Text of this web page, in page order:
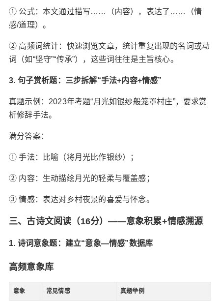
① 公式‌：本文通过描写……（内容），表达了……（情
感/道理）。
② 高频词统计‌：快速浏览文章，统计重复出现的名词或动
词（如“坚守”“传承”），这些词往往是主旨核心。
3. 句子赏析题：三步拆解“手法+内容+情感”‌
真题示例‌：2023年考题“月光如银纱般笼罩村庄”，要求赏
析修辞手法。
满分答案‌：
① ‌手法‌：比喻（将月光比作银纱）；
② ‌内容‌：生动描绘月光的轻柔与覆盖感；
③ ‌情感‌：表达对乡村夜景的喜爱与怀念。
三、‌古诗文阅读（16分）——意象积累+情感溯源‌
1. 诗词意象题：建立“意象—情感”数据库
高频意象库
意象 常见情感 真题举例